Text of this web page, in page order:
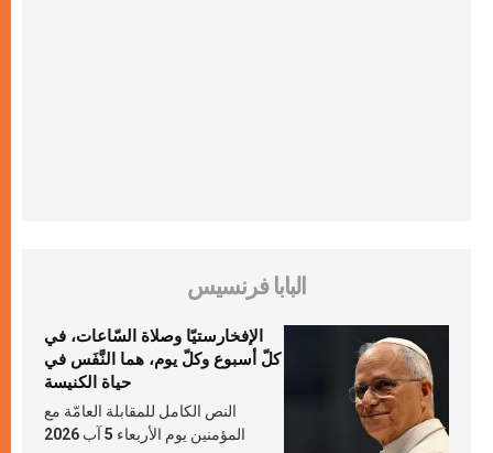
البابا فرنسيس
الإفخارستيّا وصلاة السّاعات، في
كلّ أسبوع وكلّ يوم، هما النَّفَس في
حياة الكنيسة
النص الكامل للمقابلة العامّة مع
المؤمنين يوم الأربعاء 5 آب 2026